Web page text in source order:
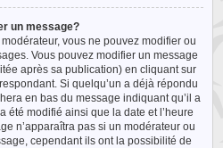
un message?
vous ne pouvez modifier ou
Vous pouvez modifier un message
après sa publication) en cliquant sur
Si quelqu’un a déjà répondu
en bas du message indiquant qu’il a
été modifié ainsi que la date et l’heure
n’apparaîtra pas si un modérateur ou
cependant ils ont la possibilité de